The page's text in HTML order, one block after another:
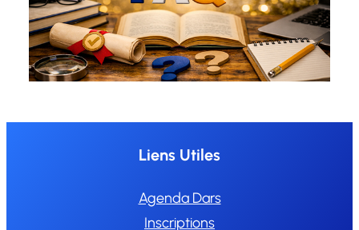
Liens Utiles
Agenda Dars
Inscriptions